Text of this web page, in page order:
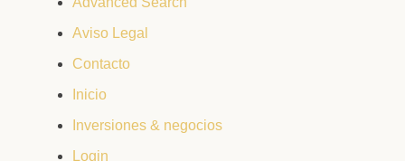
Aviso Legal
Contacto
Inicio
Inversiones & negocios
Login